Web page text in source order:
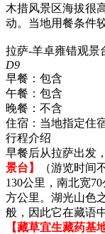
木措风景区海拔很
动。当地用餐条件
拉萨-羊卓雍错观景
D9
早餐： 包含
午餐： 包含
晚餐： 不含
住宿： 当地指定住
行程介绍
早餐后从拉萨出发
景台】
（游览时间
130公里，南北宽
方公里。湖光山色
般，因此它在藏语
【藏草宜生藏药基